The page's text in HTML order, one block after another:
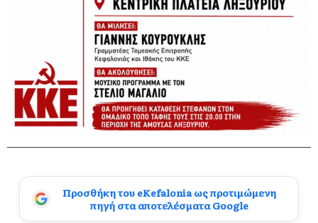
Προσθήκη του eKefalonia ως προτιμώμενη
πηγή στα αποτελέσματα Google